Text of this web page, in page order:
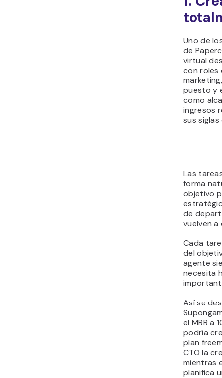
Uno de
de
virtual
con roles
puesto y
como
ingresos
sus siglas
Las
forma
objetivo
de
vuelven a
Cada
del
agente
necesita
Así se
el MRR a
podría
plan
CTO la
mientras
planifica